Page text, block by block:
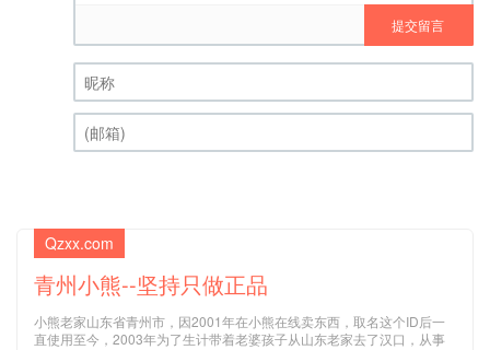
昵称 (必填)
(邮箱) (必填)
青州小熊--坚持只做正品
小熊老家山东省青州市，因2001年在小熊在线卖东西，取名这个ID后一
直使用至今，2003年为了生计带着老婆孩子从山东老家去了汉口，从事
网络销售，2004年搬到广东，2013年为了女儿上学又从广州搬到了清
远，一个在广东的山东人，一个在网上卖东西交到很多朋友的山东人。